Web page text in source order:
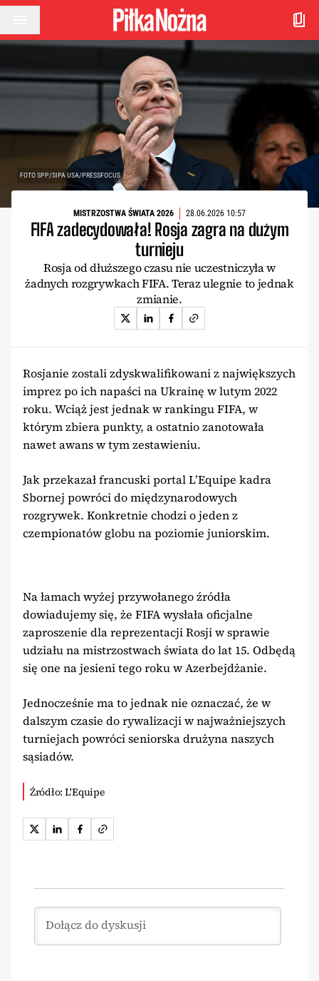
Przejdź do treści
FOTO SPP/SIPA USA/PRESSFOCUS
MISTRZOSTWA ŚWIATA 2026 28.06.2026 10:57
FIFA zadecydowała! Rosja zagra na dużym
turnieju
Rosja od dłuższego czasu nie uczestniczyła w
żadnych rozgrywkach FIFA. Teraz ulegnie to jednak
zmianie.
Rosjanie zostali zdyskwalifikowani z największych
imprez po ich napaści na Ukrainę w lutym 2022
roku. Wciąż jest jednak w rankingu FIFA, w
którym zbiera punkty, a ostatnio zanotowała
nawet awans w tym zestawieniu.
Jak przekazał francuski portal L’Equipe kadra
Sbornej powróci do międzynarodowych
rozgrywek. Konkretnie chodzi o jeden z
czempionatów globu na poziomie juniorskim.
Na łamach wyżej przywołanego źródła
dowiadujemy się, że FIFA wysłała oficjalne
zaproszenie dla reprezentacji Rosji w sprawie
udziału na mistrzostwach świata do lat 15. Odbędą
się one na jesieni tego roku w Azerbejdżanie.
Jednocześnie ma to jednak nie oznaczać, że w
dalszym czasie do rywalizacji w najważniejszych
turniejach powróci seniorska drużyna naszych
sąsiadów.
Źródło: L'Equipe